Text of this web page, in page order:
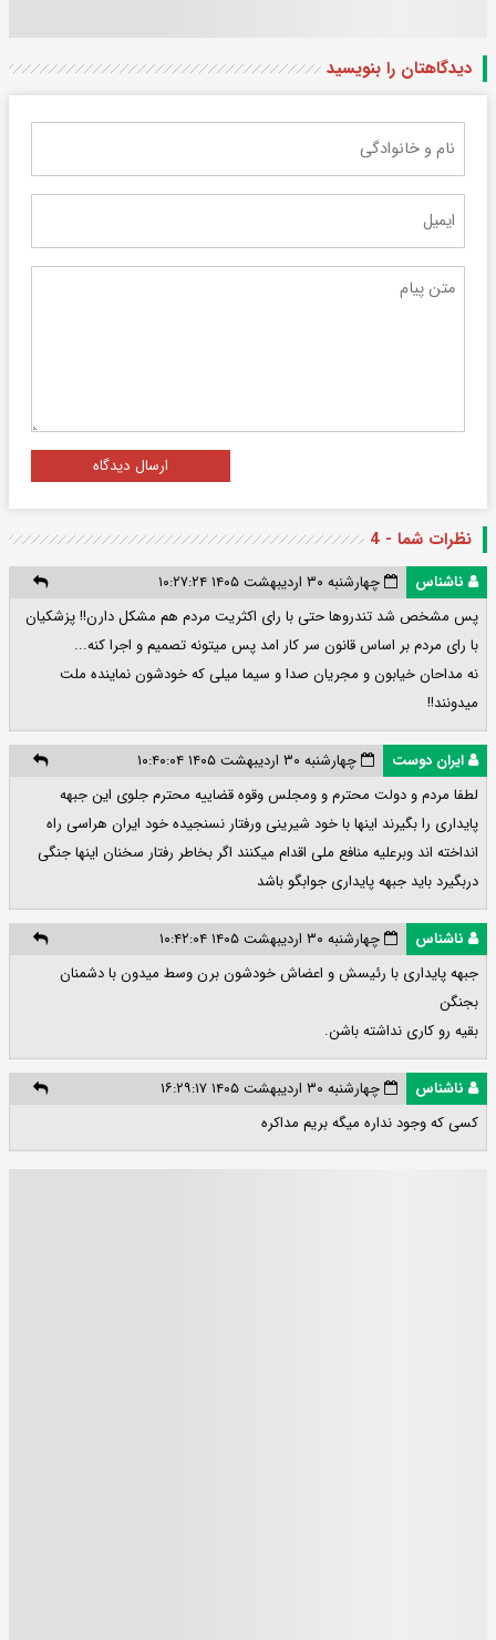
دیدگاهتان را بنویسید
ارسال دیدگاه
نظرات شما - 4
ناشناس
چهارشنبه ۳۰ اردیبهشت ۱۴۰۵ ۱۰:۲۷:۲۴
پس مشخص شد تندروها حتی با رای اکثریت مردم هم مشکل دارن!! پزشکیان
با رای مردم بر اساس قانون سر کار امد پس میتونه تصمیم و اجرا کنه...
نه مداحان خیابون و مجریان صدا و سیما میلی که خودشون نماینده ملت
میدونند!!
ایران دوست
چهارشنبه ۳۰ اردیبهشت ۱۴۰۵ ۱۰:۴۰:۰۴
لطفا مردم و دولت محترم و ومجلس وقوه قضاییه محترم جلوی این جبهه
پایداری را بگیرند اینها با خود شیرینی ورفتار نسنجیده خود ایران هراسی راه
انداخته اند وبرعلیه منافع ملی اقدام میکنند اگر بخاطر رفتار سخنان اینها جنگی
دربگیرد باید جبهه پایداری جوابگو باشد
ناشناس
چهارشنبه ۳۰ اردیبهشت ۱۴۰۵ ۱۰:۴۲:۰۴
جبهه پایداری با رئیسش و اعضاش خودشون برن وسط میدون با دشمنان
بجنگن
بقیه رو کاری نداشته باشن.
ناشناس
چهارشنبه ۳۰ اردیبهشت ۱۴۰۵ ۱۶:۲۹:۱۷
کسی که وجود نداره میگه بریم مداکره